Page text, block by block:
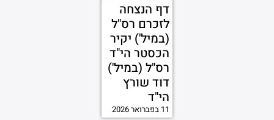
דף הנצחה
לזכרם רס"ל
(במיל') יקיר
הכסטר הי"ד
רס"ל (במיל')
דוד שורץ
הי"ד
11 בפברואר 2026